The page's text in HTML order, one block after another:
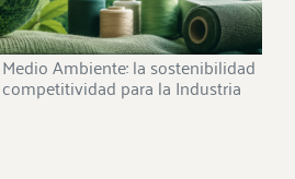
Ambiente: la sostenibilidad
para la Industria